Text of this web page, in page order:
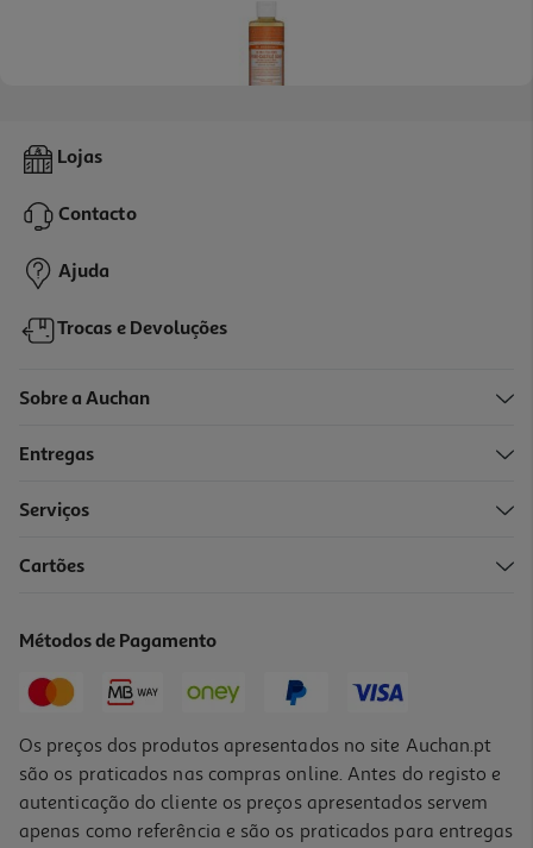
Gel Dr. Bronner's Banho Árvore Do Chá 240ml
11,29 €
Lojas
Contacto
Ajuda
Trocas e Devoluções
Sobre a Auchan
Entregas
Serviços
Cartões
Métodos de Pagamento
Os preços dos produtos apresentados no site Auchan.pt
são os praticados nas compras online. Antes do registo e
autenticação do cliente os preços apresentados servem
apenas como referência e são os praticados para entregas